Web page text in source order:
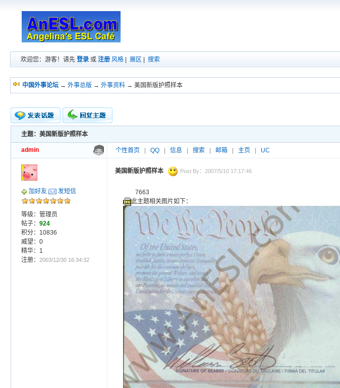
欢迎您：游客！请先登录 或注册 风格 |展区 |搜索
中国外事论坛 →外事总版 →外事资料 → 美国新版护照样本
新的主题
投票帖
小字报
主题：美国新版护照样本
admin 个性首页 QQ 信息 搜索 邮箱 主页 UC
加好友 发短信
等级：管理员
帖子： 924
积分：10836
威望：0
精华：1
注册：
2003/12/30 16:34:32
美国新版护照样本 Post By：2007/5/10 17:17:46
7663
此主题相关图片如下：